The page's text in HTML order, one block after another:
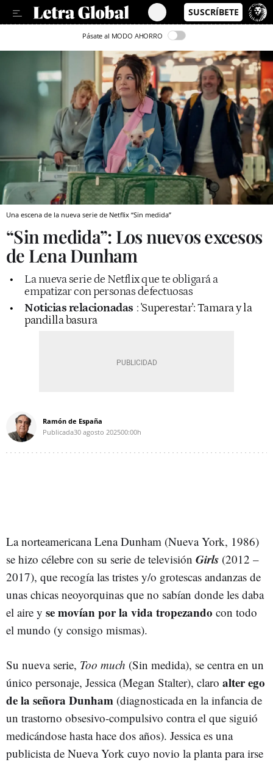
Pásate al MODO AHORRO
Una escena de la nueva serie de Netflix “Sin medida”
“Sin medida”: Los nuevos excesos
de Lena Dunham
La nueva serie de Netflix que te obligará a
empatizar con personas defectuosas
Noticias relacionadas :'Superestar': Tamara y la
pandilla basura
Ramón de España
Publicada30 agosto 202500:00h
La norteamericana Lena Dunham (Nueva York, 1986)
se hizo célebre con su serie de televisión Girls (2012 –
2017), que recogía las tristes y/o grotescas andanzas de
unas chicas neoyorquinas que no sabían donde les daba
el aire y se movían por la vida tropezando con todo
el mundo (y consigo mismas).
Su nueva serie, Too much (Sin medida), se centra en un
único personaje, Jessica (Megan Stalter), claro alter ego
de la señora Dunham (diagnosticada en la infancia de
un trastorno obsesivo-compulsivo contra el que siguió
medicándose hasta hace dos años). Jessica es una
publicista de Nueva York cuyo novio la planta para irse